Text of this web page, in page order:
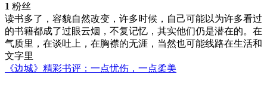
1 粉丝
读书多了，容貌自然改变，许多时候，自己可能以为许多看过
的书籍都成了过眼云烟，不复记忆，其实他们仍是潜在的。在
气质里，在谈吐上，在胸襟的无涯，当然也可能线路在生活和
文字里
《边城》精彩书评：一点忧伤，一点柔美